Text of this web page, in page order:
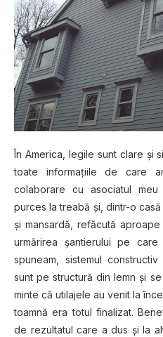
În America, legile sunt clare și
toate informațiile de care
colaborare cu asociatul
purces la treabă și, dintr-o
și mansardă, refăcută
urmărirea șantierului pe
spuneam, sistemul
sunt pe structură din lemn și
minte că utilajele au venit la
toamnă era totul finalizat.
de rezultatul care a dus și la